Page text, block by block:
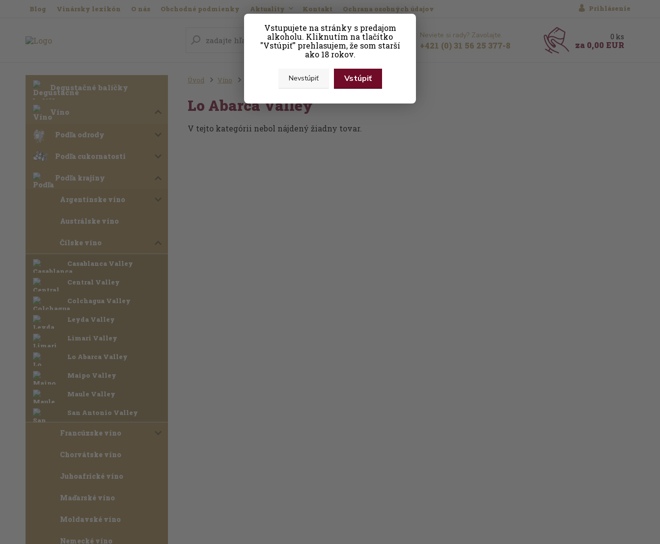
Vstupujete na stránky s predajom
alkoholu. Kliknutím na tlačítko
"Vstúpiť" prehlasujem, že som starší
ako 18 rokov.
Nevstúpiť Vstúpiť
Blog Vinársky lexikón O nás Obchodné podmienky Aktuality Kontakt Ochrana osobných údajov Prihlásenie
Hľadať Neviete si rady? Zavolajte.
+421 (0) 31 56 25 377-8
0 ks
za0,00 EUR
Degustačné balíčky
Víno
Podľa odrody
Podľa cukornatosti
Podľa krajiny
Argentínske víno
Austrálske víno
Čílske víno
Casablanca Valley
Central Valley
Colchagua Valley
Leyda Valley
Limari Valley
Lo Abarca Valley
Maipo Valley
Maule Valley
San Antonio Valley
Francúzske víno
Chorvátske víno
Juhoafrické víno
Maďarské víno
Moldavské víno
Nemecké víno
Úvod Víno Čílske víno Lo Abarca Valley
Lo Abarca Valley
V tejto kategórii nebol nájdený žiadny tovar.